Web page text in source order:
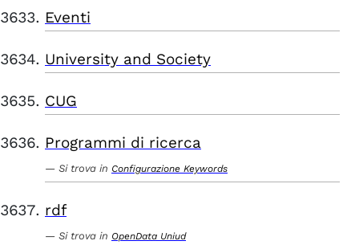
Eventi
University and Society
CUG
Programmi di ricerca
Si trova in Configurazione Keywords
rdf
Si trova in OpenData Uniud